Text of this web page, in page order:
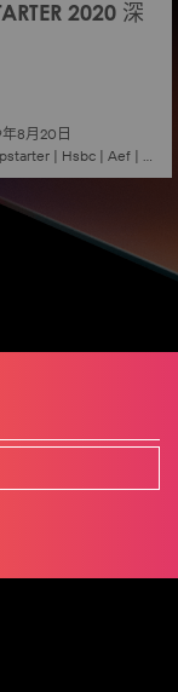
session |
2020 深
8月20日
| Hsbc | Aef |